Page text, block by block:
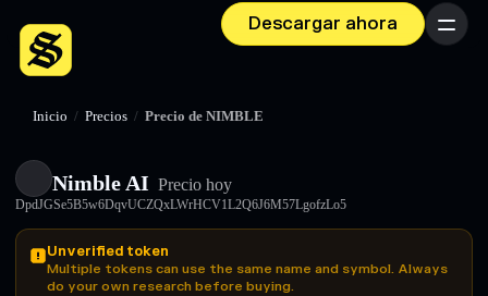
Descargar ahora Menú
Inicio / Precios / Precio de NIMBLE
Nimble AI Precio hoy
DpdJGSe5B5w6DqvUCZQxLWrHCV1L2Q6J6M57LgofzLo5
Unverified token
Multiple tokens can use the same name and symbol. Always
do your own research before buying.